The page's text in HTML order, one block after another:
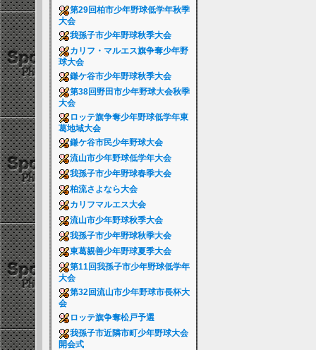
第29回柏市少年野球低学年秋季
大会
我孫子市少年野球秋季大会
カリフ・マルエス旗争奪少年野
球大会
鎌ケ谷市少年野球秋季大会
第38回野田市少年野球大会秋季
大会
ロッテ旗争奪少年野球低学年東
葛地域大会
鎌ケ谷市民少年野球大会
流山市少年野球低学年大会
我孫子市少年野球春季大会
柏流さよなら大会
カリフマルエス大会
流山市少年野球秋季大会
我孫子市少年野球秋季大会
東葛親善少年野球夏季大会
第11回我孫子市少年野球低学年
大会
第32回流山市少年野球市長杯大
会
ロッテ旗争奪松戸予選
我孫子市近隣市町少年野球大会
開会式